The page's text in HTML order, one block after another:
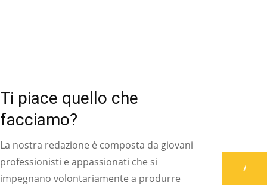
Ti piace quello che
facciamo?
La nostra redazione è composta da giovani
professionisti e appassionati che si
impegnano volontariamente a produrre